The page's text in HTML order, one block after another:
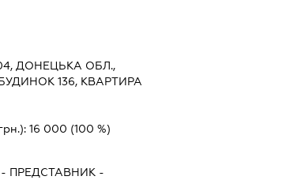
ДОНЕЦЬКА ОБЛ.,
136, КВАРТИРА
16 000 (100 %)
- ПРЕДСТАВНИК-